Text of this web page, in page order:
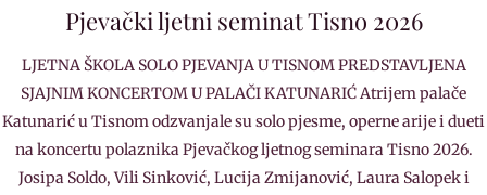
Pjevački ljetni seminat Tisno 2026
LJETNA ŠKOLA SOLO PJEVANJA U TISNOM PREDSTAVLJENA
SJAJNIM KONCERTOM U PALAČI KATUNARIĆ Atrijem palače
Katunarić u Tisnom odzvanjale su solo pjesme, operne arije i dueti
na koncertu polaznika Pjevačkog ljetnog seminara Tisno 2026.
Josipa Soldo, Vili Sinković, Lucija Zmijanović, Laura Salopek i